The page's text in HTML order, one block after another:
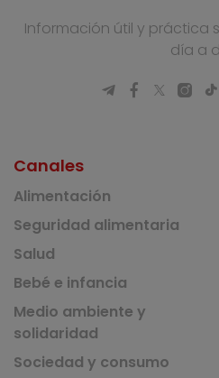
Información útil y práctica
día a
Canales
Alimentación
Seguridad alimentaria
Salud
Bebé e infancia
Medio ambiente y
solidaridad
Sociedad y consumo